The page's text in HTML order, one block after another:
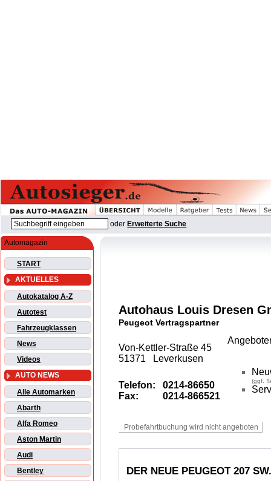
oder Erweiterte Suche
Automagazin
START
AKTUELLES
Autokatalog A-Z
Autotest
Fahrzeugklassen
News
Videos
AUTO NEWS
Alle Automarken
Abarth
Alfa Romeo
Aston Martin
Audi
Bentley
Autohaus Louis Dresen
Peugeot Vertragspartner
Von-Kettler-Straße 45
51371 Leverkusen
Telefon: 0214-86650
Fax:
0214-866521
(ggf.
DER NEUE PEUGEOT 207